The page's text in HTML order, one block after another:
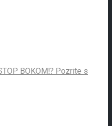
BOKOM⁉️ Pozrite s